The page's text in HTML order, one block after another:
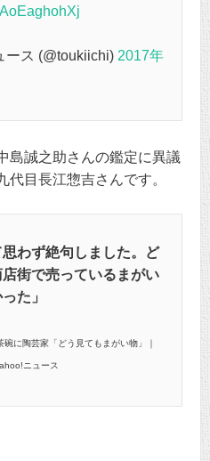
ス (@toukiichi) 2017年
島誠之助さんの鑑定に異議
代目長江惣吉さんです。
思わず絶句しました。ど
街で売っているまがい
た」
に陶芸家「どう見てもまがい物」｜
ニュース